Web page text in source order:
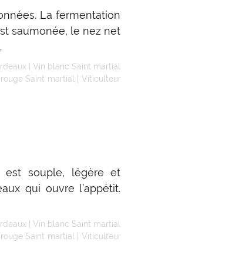
La fermentation
saumonée, le nez net
| Vin blanc Saint martial
Saint martial
Viticulteur
souple, légère et
qui ouvre l’appétit.
| Vin blanc Saint martial
Saint martial
Viticulteur